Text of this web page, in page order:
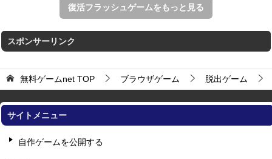
復活フラッシュゲームをもっと見る
スポンサーリンク
無料ゲームnet TOP ブラウザゲーム 脱出ゲーム
サイトメニュー
自作ゲームを公開する